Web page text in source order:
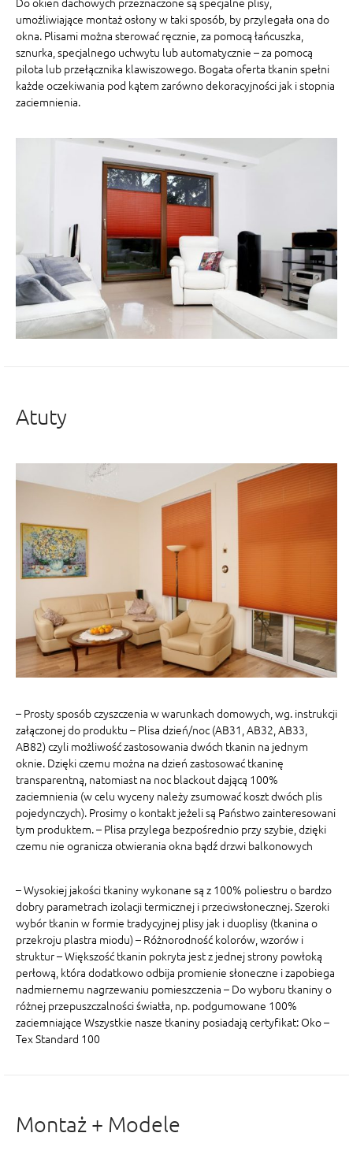
umożliwiające montaż osłony w taki sposób, by przylegała ona do
okna. Plisami można sterować ręcznie, za pomocą łańcuszka,
sznurka, specjalnego uchwytu lub automatycznie – za pomocą
pilota lub przełącznika klawiszowego. Bogata oferta tkanin spełni
każde oczekiwania pod kątem zarówno dekoracyjności jak i stopnia
zaciemnienia.
Atuty
– Prosty sposób czyszczenia w warunkach domowych, wg. instrukcji
załączonej do produktu – Plisa dzień/noc (AB31, AB32, AB33,
AB82) czyli możliwość zastosowania dwóch tkanin na jednym
oknie. Dzięki czemu można na dzień zastosować tkaninę
transparentną, natomiast na noc blackout dającą 100%
zaciemnienia (w celu wyceny należy zsumować koszt dwóch plis
pojedynczych). Prosimy o kontakt jeżeli są Państwo zainteresowani
tym produktem. – Plisa przylega bezpośrednio przy szybie, dzięki
czemu nie ogranicza otwierania okna bądź drzwi balkonowych
– Wysokiej jakości tkaniny wykonane są z 100% poliestru o bardzo
dobry parametrach izolacji termicznej i przeciwsłonecznej. Szeroki
wybór tkanin w formie tradycyjnej plisy jak i duoplisy (tkanina o
przekroju plastra miodu) – Różnorodność kolorów, wzorów i
struktur – Większość tkanin pokryta jest z jednej strony powłoką
perłową, która dodatkowo odbija promienie słoneczne i zapobiega
nadmiernemu nagrzewaniu pomieszczenia – Do wyboru tkaniny o
różnej przepuszczalności światła, np. podgumowane 100%
zaciemniające Wszystkie nasze tkaniny posiadają certyfikat: Oko –
Tex Standard 100
Montaż + Modele